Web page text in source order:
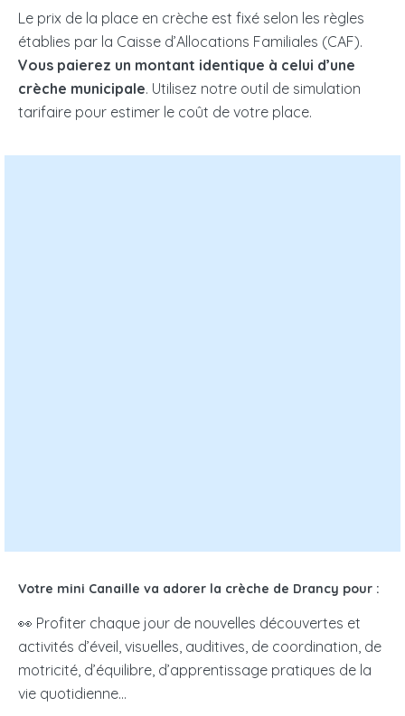
Le prix de la place en crèche est fixé selon les règles
établies par la Caisse d’Allocations Familiales (CAF).
Vous paierez un montant identique à celui d’une
crèche municipale. Utilisez notre outil de simulation
tarifaire pour estimer le coût de votre place.
Votre place en crèche vous coûtera :€ /
jour soit € / mois
Les résultats obtenus n'ont qu'une valeur informative,
indicative et non contractuelle.La crèche ouvre droit
à un crédit d’impôts de 50%
Votre mini Canaille va adorer la crèche de Drancy pour :
👀 Profiter chaque jour de nouvelles découvertes et
activités d’éveil, visuelles, auditives, de coordination, de
motricité, d’équilibre, d’apprentissage pratiques de la
vie quotidienne…